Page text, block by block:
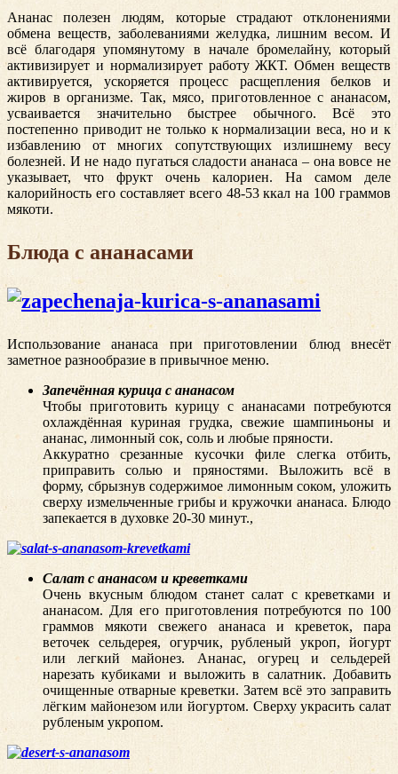
Ананас полезен людям, которые страдают отклонениями
обмена веществ, заболеваниями желудка, лишним весом. И
всё благодаря упомянутому в начале бромелайну, который
активизирует и нормализирует работу ЖКТ. Обмен веществ
активируется, ускоряется процесс расщепления белков и
жиров в организме. Так, мясо, приготовленное с ананасом,
усваивается значительно быстрее обычного. Всё это
постепенно приводит не только к нормализации веса, но и к
избавлению от многих сопутствующих излишнему весу
болезней. И не надо пугаться сладости ананаса – она вовсе не
указывает, что фрукт очень калориен. На самом деле
калорийность его составляет всего 48-53 ккал на 100 граммов
мякоти.
Блюда с ананасами
Использование ананаса при приготовлении блюд внесёт
заметное разнообразие в привычное меню.
Запечённая курица с ананасом
Чтобы приготовить курицу с ананасами потребуются
охлаждённая куриная грудка, свежие шампиньоны и
ананас, лимонный сок, соль и любые пряности.
Аккуратно срезанные кусочки филе слегка отбить,
приправить солью и пряностями. Выложить всё в
форму, сбрызнув содержимое лимонным соком, уложить
сверху измельченные грибы и кружочки ананаса. Блюдо
запекается в духовке 20-30 минут.,
Салат с ананасом и креветками
Очень вкусным блюдом станет салат с креветками и
ананасом. Для его приготовления потребуются по 100
граммов мякоти свежего ананаса и креветок, пара
веточек сельдерея, огурчик, рубленый укроп, йогурт
или легкий майонез. Ананас, огурец и сельдерей
нарезать кубиками и выложить в салатник. Добавить
очищенные отварные креветки. Затем всё это заправить
лёгким майонезом или йогуртом. Сверху украсить салат
рубленым укропом.